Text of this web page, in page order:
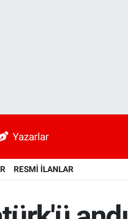
Yazarlar
RESMİ İLANLAR